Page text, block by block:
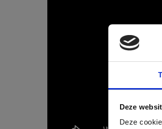
Deze
Deze